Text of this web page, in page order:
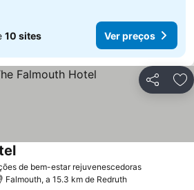
10 sites Ver preços
Partilhar
de bem-estar rejuvenescedoras
Falmouth, a 15.3 km de Redruth